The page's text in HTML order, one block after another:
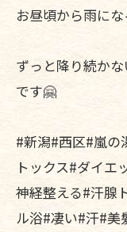
お昼頃から雨に
ずっと降り続か
です🤗
#新潟#西区#嵐の
トックス#ダイエ
神経整える#汗腺
ル浴#凄い#汗#美